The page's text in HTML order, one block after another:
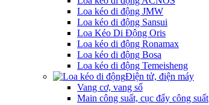
Loa kéo di động JMW
Loa kéo di động Sansui
Loa Kéo Di Động Oris
Loa kéo di động Ronamax
Loa kéo di động Bosa
Loa kéo di động Temeisheng
Điện tử, điện máy
Vang cơ, vang số
Main công suất, cục đẩy công suất